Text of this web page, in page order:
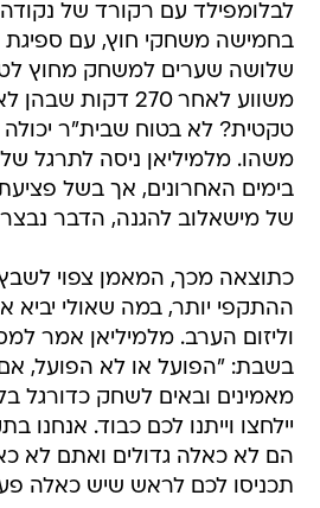
לבלומפילד עם רקורד של
בחמישה משחקי חוץ, עם
שלושה שערים למשחק מחוץ
משווע לאחר 270
טקטית? לא בטוח שבית"ר
משהו. מלמיליאן ניסה לתרגל
בימים האחרונים, אך בשל
של מישאלוב להגנה, הדבר
כתוצאה מכך, המאמן צפוי
ההתקפי יותר, במה שאולי יביא
וליזום הערב. מלמיליאן אמר
בשבת: "הפועל או לא הפועל,
מאמינים ובאים לשחק כדורגל
יילחצו וייתנו לכם כבוד.
הם לא כאלה גדולים ואתם לא
תכניסו לכם לראש שיש כאלה